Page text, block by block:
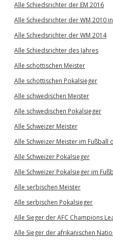
Alle Schiedsrichter der EM 2016
Alle Schiedsrichter der WM 2010
Alle Schiedsrichter der WM 2014
Alle Schiedsrichter des Jahres
Alle schottischen Meister
Alle schottischen Pokalsieger
Alle schwedischen Meister
Alle schwedischen Pokalsieger
Alle Schweizer Meister
Alle Schweizer Meister im Fußball
Alle Schweizer Pokalsieger
Alle Schweizer Pokalsieger im
Alle serbischen Meister
Alle serbischen Pokalsieger
Alle Sieger der AFC Champions
Alle Sieger der afrikanischen